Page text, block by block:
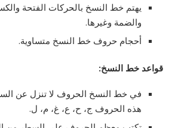
يهتم خط النسخ بالحركات الفتحة
والضمة وغيرها.
أحجام حروف خط النسخ متساوية.
قواعد خط النسخ:
في خط النسخ الحروف لا تنزل عن
هذه الحروف ج، ح، ع، غ، م، ل.